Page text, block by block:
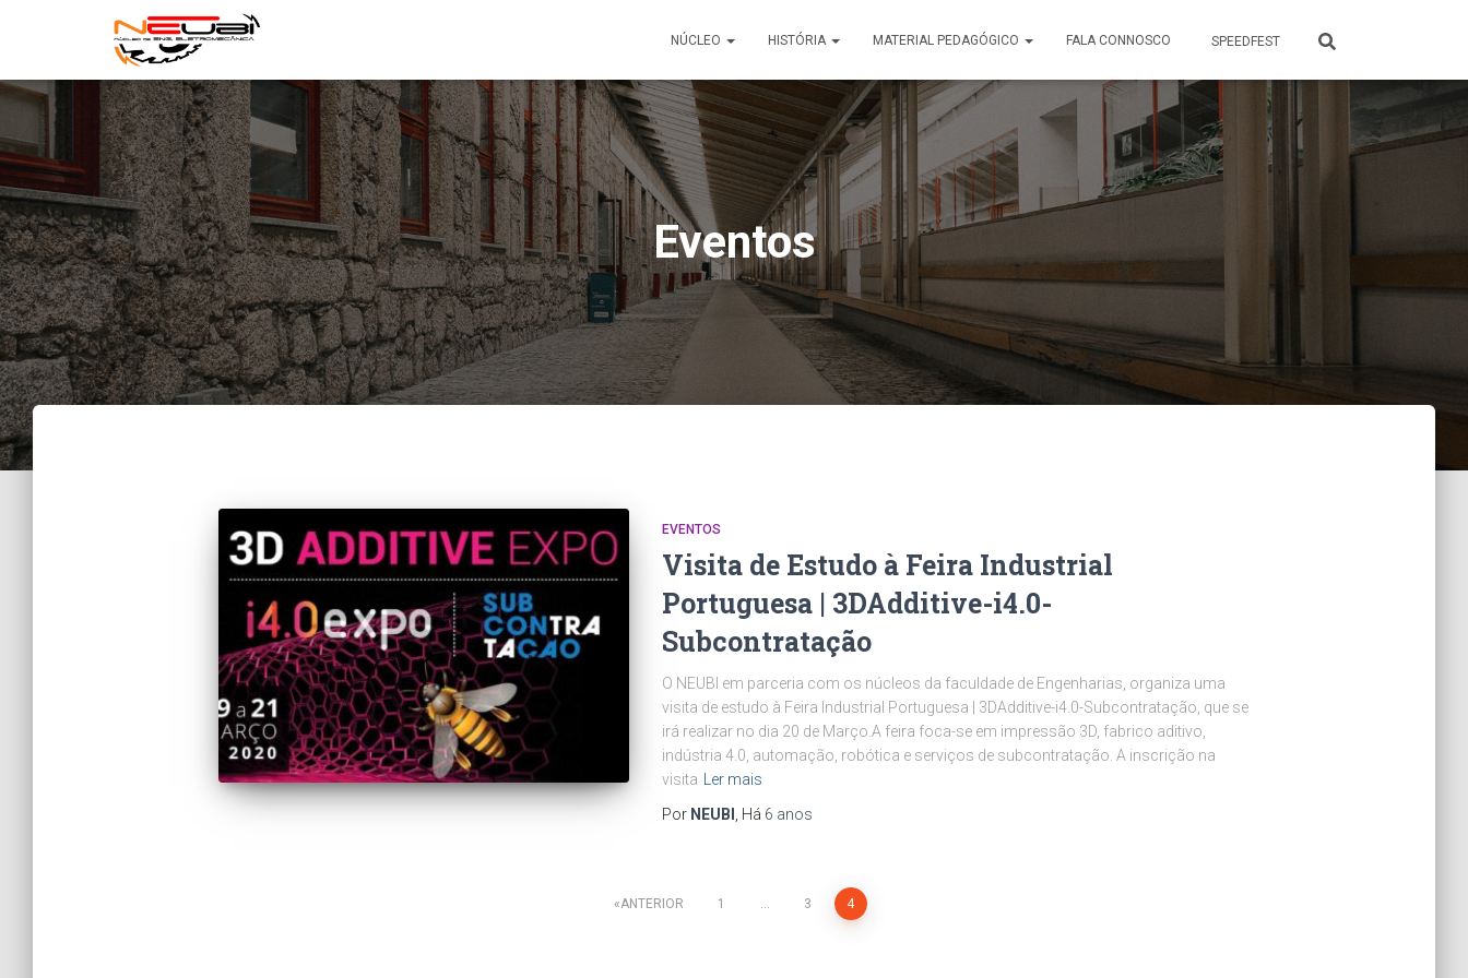
NÚCLEO HISTÓRIA MATERIAL PEDAGÓGICO FALA CONNOSCO SPEEDFEST
Eventos
EVENTOS
Visita de Estudo à Feira Industrial
Portuguesa | 3DAdditive-i4.0-
Subcontratação
O NEUBI em parceria com os núcleos da faculdade de Engenharias, organiza uma
visita de estudo à Feira Industrial Portuguesa | 3DAdditive-i4.0-Subcontratação, que se
irá realizar no dia 20 de Março.A feira foca-se em impressão 3D, fabrico aditivo,
indústria 4.0, automação, robótica e serviços de subcontratação. A inscrição na
visita
Ler mais
Por NEUBI , Há 6 anos
ANTERIOR 1 … 3 4